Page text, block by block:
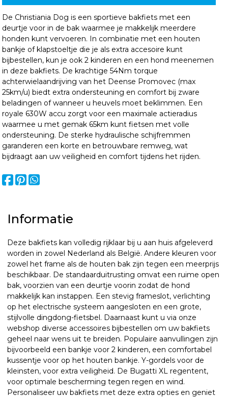
De Christiania Dog is een sportieve bakfiets met een
deurtje voor in de bak waarmee je makkelijk meerdere
honden kunt vervoeren. In combinatie met een houten
bankje of klapstoeltje die je als extra accesoire kunt
bijbestellen, kun je ook 2 kinderen en een hond meenemen
in deze bakfiets. De krachtige 54Nm torque
achterwielaandrijving van het Deense Promovec (max
25km/u) biedt extra ondersteuning en comfort bij zware
beladingen of wanneer u heuvels moet beklimmen. Een
royale 630W accu zorgt voor een maximale actieradius
waarmee u met gemak 65km kunt fietsen met volle
ondersteuning. De sterke hydraulische schijfremmen
garanderen een korte en betrouwbare remweg, wat
bijdraagt aan uw veiligheid en comfort tijdens het rijden.
Informatie
Deze bakfiets kan volledig rijklaar bij u aan huis afgeleverd
worden in zowel Nederland als België. Andere kleuren voor
zowel het frame als de houten bak zijn tegen een meerprijs
beschikbaar. De standaarduitrusting omvat een ruime open
bak, voorzien van een deurtje voorin zodat de hond
makkelijk kan instappen. Een stevig frameslot, verlichting
op het electrische systeem aangesloten en een grote,
stijlvolle dingdong-fietsbel. Daarnaast kunt u via onze
webshop diverse accessoires bijbestellen om uw bakfiets
geheel naar wens uit te breiden. Populaire aanvullingen zijn
bijvoorbeeld een bankje voor 2 kinderen, een comfortabel
kussentje voor op het houten bankje. Y-gordels voor de
kleinsten, voor extra veiligheid. De Bugatti XL regentent,
voor optimale bescherming tegen regen en wind.
Personaliseer uw bakfiets met deze extra opties en geniet